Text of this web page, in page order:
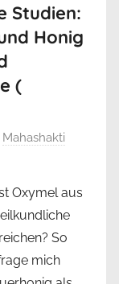
Studien:
Honig
(
Mahashakti
Oxymel aus
So
mich